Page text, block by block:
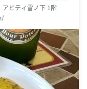
アビティ雪ノ下 1階